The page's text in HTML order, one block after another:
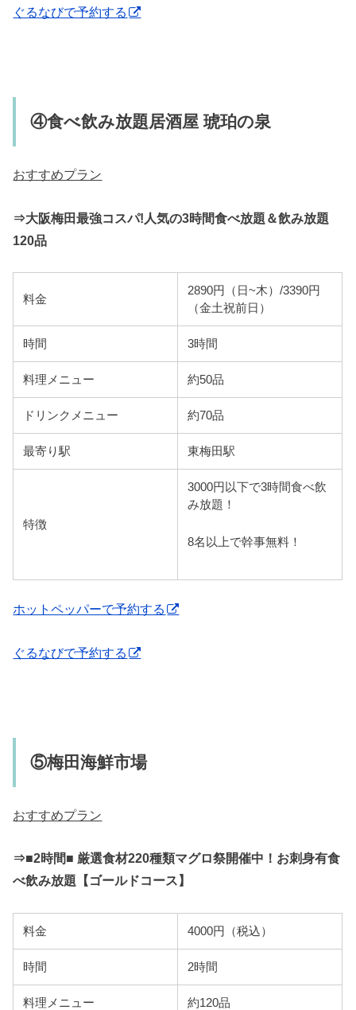
ぐるなびで予約する
④食べ飲み放題居酒屋 琥珀の泉
おすすめプラン
⇒大阪梅田最強コスパ!人気の3時間食べ放題＆飲み放題
120品
料金
2890円（日~木）/3390円
（金土祝前日）
時間 3時間
料理メニュー 約50品
ドリンクメニュー 約70品
最寄り駅 東梅田駅
特徴
3000円以下で3時間食べ飲
み放題！
8名以上で幹事無料！
ホットペッパーで予約する
ぐるなびで予約する
⑤梅田海鮮市場
おすすめプラン
⇒■2時間■ 厳選食材220種類マグロ祭開催中！お刺身有食
べ飲み放題【ゴールドコース】
料金 4000円（税込）
時間 2時間
料理メニュー 約120品